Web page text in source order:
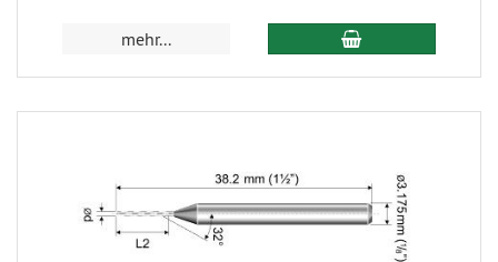
mehr...